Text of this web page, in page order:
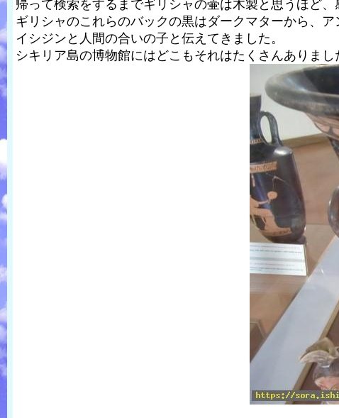
帰って検索をするまでギリシャの壷は木製と思うほど、
ギリシャのこれらのバックの黒はダークマターから、
イシジンと人間の合いの子と伝えてきました。
シキリア島の博物館にはどこもそれはたくさんありまし